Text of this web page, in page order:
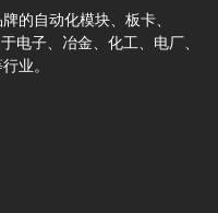
的自动化模块、板卡、
电子、冶金、化工、电厂、
业。